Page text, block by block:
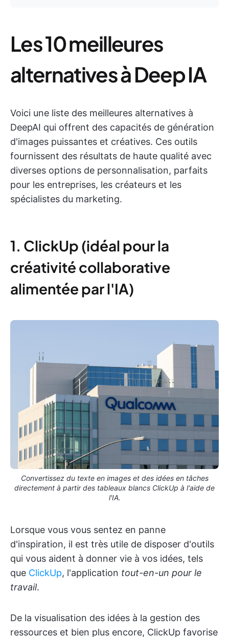
Les 10 meilleures
alternatives à Deep IA
Voici une liste des meilleures alternatives à
DeepAI qui offrent des capacités de génération
d'images puissantes et créatives. Ces outils
fournissent des résultats de haute qualité avec
diverses options de personnalisation, parfaits
pour les entreprises, les créateurs et les
spécialistes du marketing.
1. ClickUp (idéal pour la
créativité collaborative
alimentée par l'IA)
Convertissez du texte en images et des idées en tâches
directement à partir des tableaux blancs ClickUp à l'aide de
l'IA.
Lorsque vous vous sentez en panne
d'inspiration, il est très utile de disposer d'outils
qui vous aident à donner vie à vos idées, tels
que ClickUp, l'application tout-en-un pour le
travail.
De la visualisation des idées à la gestion des
ressources et bien plus encore, ClickUp favorise